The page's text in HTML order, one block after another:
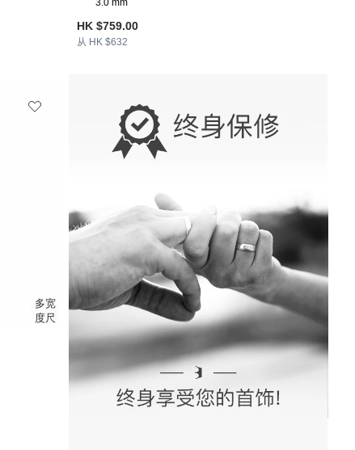
3.0 mm
HK $759.00
从 HK $632